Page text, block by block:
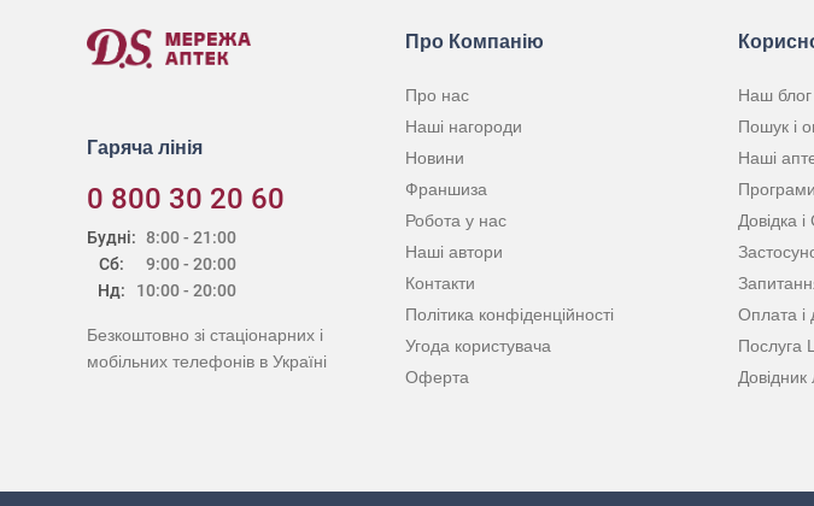
Гаряча лінія
0 800 30 20 60
Будні:
Сб:
Нд:
8:00 - 21:00
9:00 - 20:00
10:00 - 20:00
Безкоштовно зі стаціонарних і
мобільних телефонів в Україні
Про Компанію
Про нас
Наші нагороди
Новини
Франшиза
Робота у нас
Наші автори
Контакти
Політика конфіденційності
Угода користувача
Оферта
Наш блог
Пошук і
Наші
Програми
Довідка
Оплата і
Послуга
Довідник